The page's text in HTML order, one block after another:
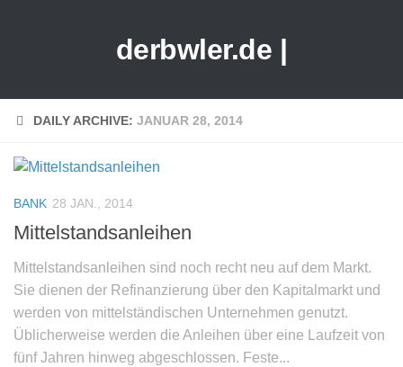
derbwler.de |
DAILY ARCHIVE: JANUAR 28, 2014
BANK 28 JAN., 2014
Mittelstandsanleihen
Mittelstandsanleihen sind noch recht neu auf dem Markt.
Sie dienen der Refinanzierung über den Kapitalmarkt und
werden von mittelständischen Unternehmen genutzt.
Üblicherweise werden die Anleihen über eine Laufzeit von
fünf Jahren hinweg abgeschlossen. Feste...